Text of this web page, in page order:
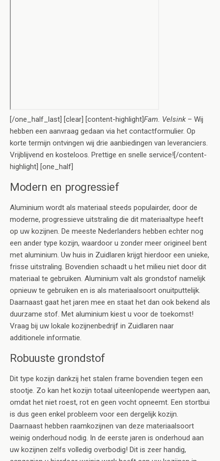
[/one_half_last] [clear] [content-highlight]Fam. Velsink– Wij
hebben een aanvraag gedaan via het contactformulier. Op
korte termijn ontvingen wij drie aanbiedingen van leveranciers.
Vrijblijvend en kosteloos. Prettige en snelle service![/content-
highlight] [one_half]
Modern en progressief
Aluminium wordt als materiaal steeds populairder, door de
moderne, progressieve uitstraling die dit materiaaltype heeft
op uw kozijnen. De meeste Nederlanders hebben echter nog
een ander type kozijn, waardoor u zonder meer origineel bent
met aluminium. Uw huis in Zuidlaren krijgt hierdoor een unieke,
frisse uitstraling. Bovendien schaadt u het milieu niet door dit
materiaal te gebruiken. Aluminium valt als grondstof namelijk
opnieuw te gebruiken en is als materiaalsoort onuitputtelijk.
Daarnaast gaat het jaren mee en staat het dan ook bekend als
duurzame stof. Met aluminium kiest u voor de toekomst!
Vraag bij uw lokale kozijnenbedrijf in Zuidlaren naar
additionele informatie.
Robuuste grondstof
Dit type kozijn dankzij het stalen frame bovendien tegen een
stootje. Zo kan het kozijn totaal uiteenlopende weertypen aan,
omdat het niet roest, rot en geen vocht opneemt. Een stortbui
is dus geen enkel probleem voor een dergelijk kozijn.
Daarnaast hebben raamkozijnen van deze materiaalsoort
weinig onderhoud nodig. In de eerste jaren is onderhoud aan
uw kozijnen zelfs volledig overbodig! Dit is zeer handig,